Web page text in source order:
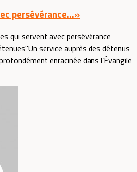
persévérance...»
qui servent avec persévérance
service auprès des détenus
enracinée dans l’Évangile